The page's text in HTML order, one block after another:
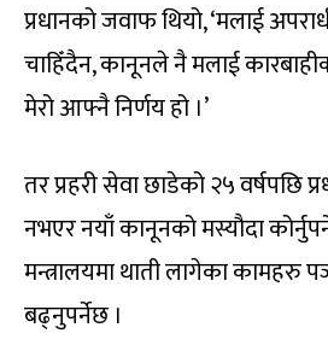
प्रधानको जवाफ थियो, ‘मलाई
चाहिँदैन, कानूनले नै मलाई
मेरो आफ्नै निर्णय हो ।’
तर प्रहरी सेवा छाडेको २५ वर्षपछि
नभएर नयाँ कानूनको मस्यौदा
मन्त्रालयमा थाती लागेका कामहरु
बढ्नुपर्नेछ ।